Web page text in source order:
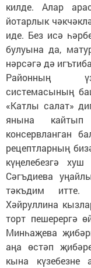
килде. Алар
йотарлык
иде. Без исә
булуына да,
нәрсәгә дә
Районның
системасының
«Катлы салат»
янына кайтып
консервланган
рецептларның
күңелебезгә
Сәгъдиева
тәкъдим итте.
Хәйруллина
торт пешерергә
Минһаҗева
аңа өстәп
кына